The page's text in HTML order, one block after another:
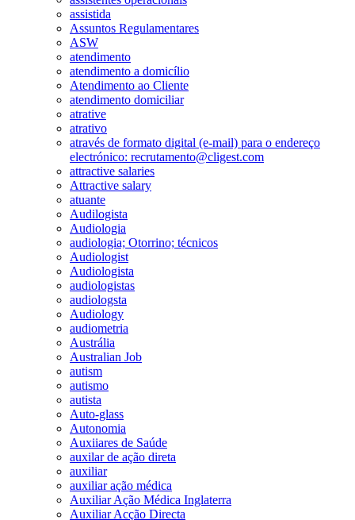
assistida
Assuntos Regulamentares
ASW
atendimento
atendimento a domicílio
Atendimento ao Cliente
atendimento domiciliar
atrative
atrativo
através de formato digital (e-mail) para o endereço
electrónico: recrutamento@cligest.com
attractive salaries
Attractive salary
atuante
Audilogista
Audiologia
audiologia; Otorrino; técnicos
Audiologist
Audiologista
audiologistas
audiologsta
Audiology
audiometria
Austrália
Australian Job
autism
autismo
autista
Auto-glass
Autonomia
Auxiiares de Saúde
auxilar de ação direta
auxiliar
auxiliar ação médica
Auxiliar Ação Médica Inglaterra
Auxiliar Acção Directa